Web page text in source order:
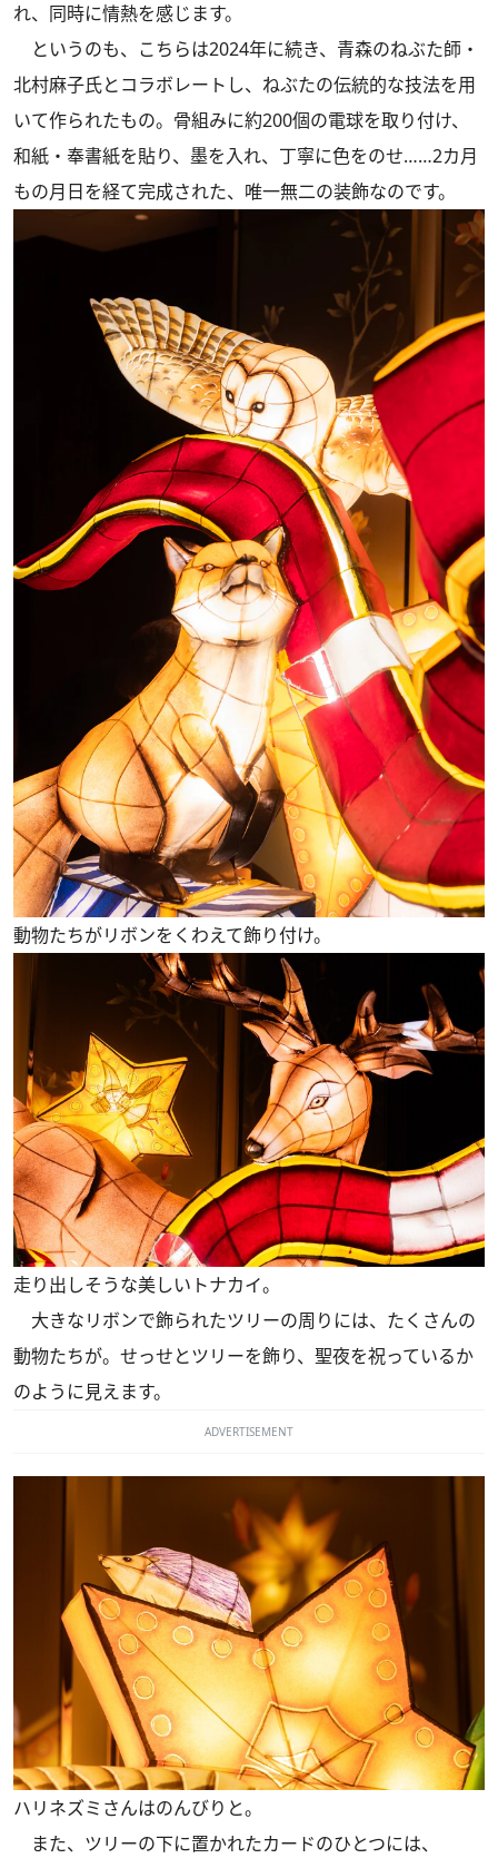
れ、同時に情熱を感じます。
というのも、こちらは2024年に続き、青森のねぶた師・
北村麻子氏とコラボレートし、ねぶたの伝統的な技法を用
いて作られたもの。骨組みに約200個の電球を取り付け、
和紙・奉書紙を貼り、墨を入れ、丁寧に色をのせ……2カ月
もの月日を経て完成された、唯一無二の装飾なのです。
動物たちがリボンをくわえて飾り付け。
走り出しそうな美しいトナカイ。
大きなリボンで飾られたツリーの周りには、たくさんの
動物たちが。せっせとツリーを飾り、聖夜を祝っているか
のように見えます。
ADVERTISEMENT
ハリネズミさんはのんびりと。
また、ツリーの下に置かれたカードのひとつには、